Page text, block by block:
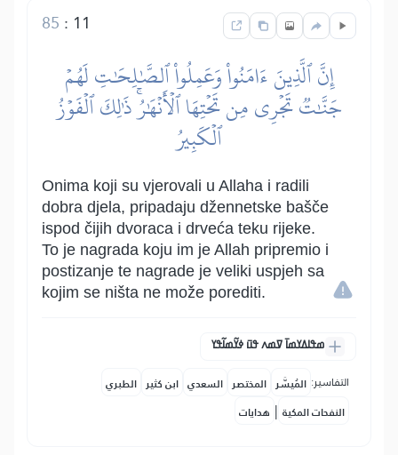
11
:
85
إِنَّ ٱلَّذِينَ ءَامَنُواْ وَعَمِلُواْ ٱلصَّٰلِحَٰتِ لَهُمۡ
جَنَّٰتٞ تَجۡرِي مِن تَحۡتِهَا ٱلۡأَنۡهَٰرُۚ ذَٰلِكَ ٱلۡفَوۡزُ
ٱلۡكَبِيرُ
Onima koji su vjerovali u Allaha i radili
dobra djela, pripadaju džennetske bašče
ispod čijih dvoraca i drveća teku rijeke.
To je nagrada koju im je Allah pripremio i
postizanje te nagrade je veliki uspjeh sa
kojim se ništa ne može porediti.
ߘߟߊߡߌߘߊ߫ ߜߘߍ ߟߎ߫ ߦߌ߬ߘߊ߬ߟߌ
التفاسير: المُيسَّر المختصر السعدي ابن كثير الطبري
النفحات المكية | هدايات